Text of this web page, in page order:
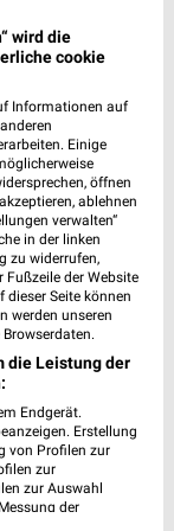
14,8 km
01.08.
wird die
cookie
Informationen auf
Einige
öffnen
ablehnen
verwalten“
in der linken
zu widerrufen,
Fußzeile der Website
dieser Seite können
werden unseren
die Leistung der
Endgerät.
Erstellung
von Profilen zur
zur
zur Auswahl
der